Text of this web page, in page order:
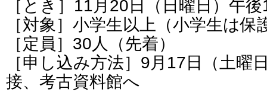
［とき］11月20日（日曜日）午
［対象］小学生以上（小学生は保
［定員］30人（先着）
［申し込み方法］9月17日（土曜
接、考古資料館へ